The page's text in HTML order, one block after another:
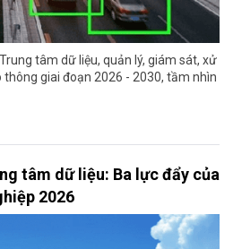
tâm dữ liệu, quản lý, giám sát, xử
thông giai đoạn 2026 - 2030, tầm nhìn
tâm dữ liệu: Ba lực đẩy của
2026